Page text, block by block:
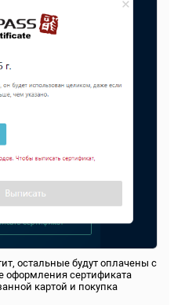
остальные будут оплачены с
оформления сертификата
картой и покупка